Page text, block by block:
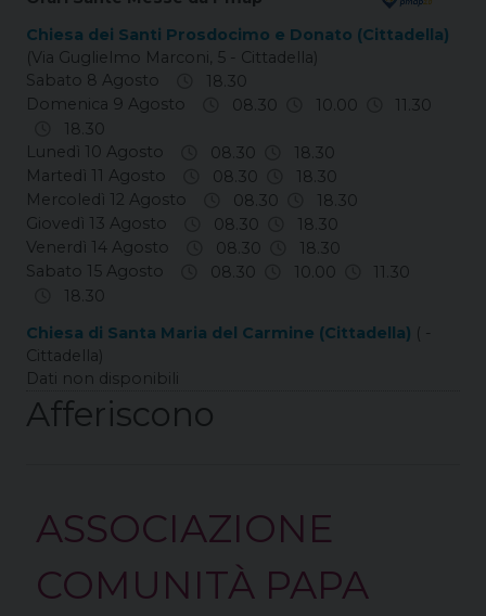
Chiesa dei Santi Prosdocimo e Donato (Cittadella)
(Via Guglielmo Marconi, 5 - Cittadella)
Sabato 8 Agosto
18.30
Domenica 9 Agosto
08.30 10.00
11.30
18.30
Lunedì 10 Agosto
08.30
18.30
Martedì 11 Agosto
08.30
18.30
Mercoledì 12 Agosto
08.30
18.30
Giovedì 13 Agosto
08.30
18.30
Venerdì 14 Agosto
08.30
18.30
Sabato 15 Agosto
08.30 10.00
11.30
18.30
Chiesa di Santa Maria del Carmine (Cittadella) ( -
Cittadella)
Dati non disponibili
Afferiscono
ASSOCIAZIONE
COMUNITÀ PAPA